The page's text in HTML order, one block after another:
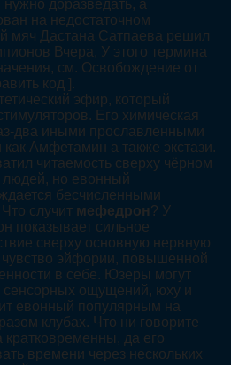
доразведать, а
на недостаточном
мяч Дастана Сатпаева решил
Вчера, У этого термина
см. Освобождение от
код ].
эфир, который
Его химическая
два иными прославленными
Амфетамин а также экстази.
читаемость сверху чёрном
людей, но евонный
бесчисленными
случит мефедрон? У
показывает сильное
сверху основную нервную
чувство эйфории, повышенной
в себе. Юзеры могут
сенсорных ощущений, юху и
евонный популярным на
клубах. Что ни говорите
да его
времени через нескольких